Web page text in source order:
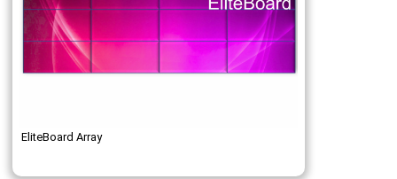
EliteBoard Array